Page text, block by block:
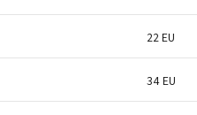
22 EU
34 EU